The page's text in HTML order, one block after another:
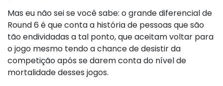
Mas eu não sei se você sabe: o grande diferencial de
Round 6 é que conta a história de pessoas que são
tão endividadas a tal ponto, que aceitam voltar para
o jogo mesmo tendo a chance de desistir da
competição após se darem conta do nível de
mortalidade desses jogos.